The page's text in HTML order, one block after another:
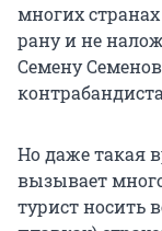
многих
рану и не
Семену
Но даже такая
вызывает
турист носить